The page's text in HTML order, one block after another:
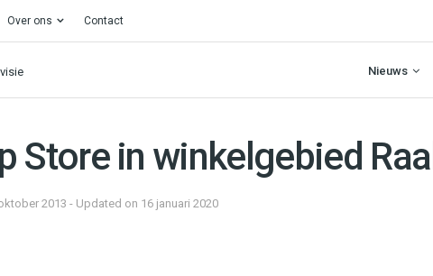
Over ons Contact
Nieuws
Store in winkelgebied
2013 - Updated on 16 januari 2020